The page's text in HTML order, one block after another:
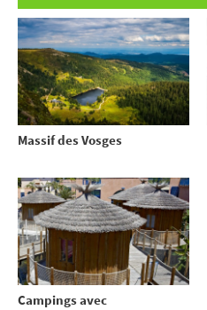
Massif des Vosges
Campings avec